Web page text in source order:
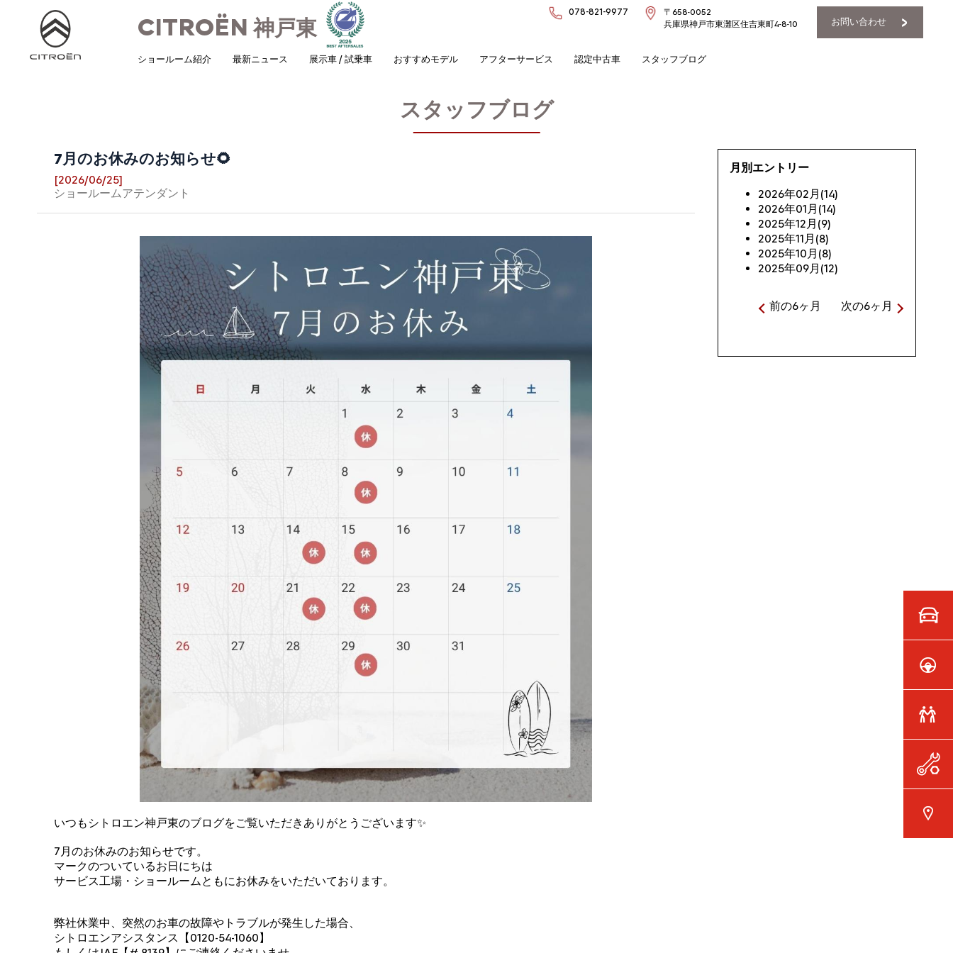
CITROËN神戸東
078-821-9977
〒658-0052
兵庫県神戸市東灘区住吉東町4-8-10
お問い合わせ
ショールーム紹介 最新ニュース 展示車 / 試乗車 おすすめモデル アフターサービス 認定中古車 スタッフブログ
スタッフブログ
7月のお休みのお知らせ🌻
[2026/06/25]
ショールームアテンダント
いつもシトロエン神戸東のブログをご覧いただきありがとうございます✨
7月のお休みのお知らせです。
マークのついているお日にちは
サービス工場・ショールームともにお休みをいただいております。
弊社休業中、突然のお車の故障やトラブルが発生した場合、
シトロエンアシスタンス【0120-54-1060】
月別エントリー
2026年02月(14)
2026年01月(14)
2025年12月(9)
2025年11月(8)
2025年10月(8)
2025年09月(12)
前の6ヶ月 次の6ヶ月